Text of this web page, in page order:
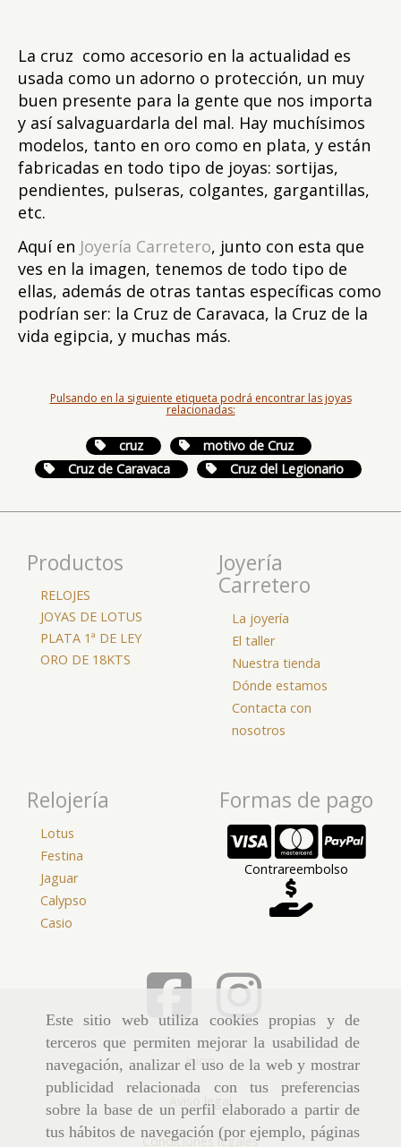
Este sitio web utiliza cookies propias y de
terceros que permiten mejorar la usabilidad de
navegación, analizar el uso de la web y mostrar
publicidad relacionada con tus preferencias
sobre la base de un perfil elaborado a partir de
tus hábitos de navegación (por ejemplo, páginas
La cruz como accesorio en la actualidad es
usada como un adorno o protección, un muy
buen presente para la gente que nos importa
y así salvaguardarla del mal. Hay muchísimos
modelos, tanto en oro como en plata, y están
fabricadas en todo tipo de joyas: sortijas,
pendientes, pulseras, colgantes, gargantillas,
etc.
Aquí en Joyería Carretero, junto con esta que
ves en la imagen, tenemos de todo tipo de
ellas, además de otras tantas específicas como
podrían ser: la Cruz de Caravaca, la Cruz de la
vida egipcia, y muchas más.
Pulsando en la siguiente etiqueta podrá encontrar las joyas
relacionadas:
cruz
motivo de Cruz
Cruz de Caravaca
Cruz del Legionario
Productos
RELOJES
JOYAS DE LOTUS
PLATA 1ª DE LEY
ORO DE 18KTS
Joyería
Carretero
La joyería
El taller
Nuestra tienda
Dónde estamos
Contacta con
nosotros
Relojería
Lotus
Festina
Jaguar
Calypso
Casio
Formas de pago
Contrareembolso
Inicio
Aviso legal
Condiciones legales